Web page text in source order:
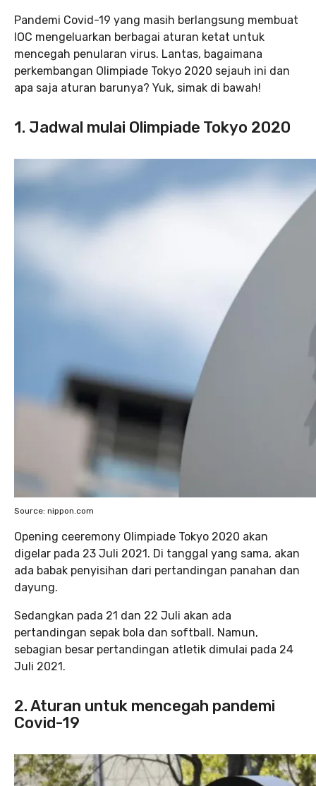
Pandemi Covid-19 yang masih berlangsung membuat
IOC mengeluarkan berbagai aturan ketat untuk
mencegah penularan virus. Lantas, bagaimana
perkembangan Olimpiade Tokyo 2020 sejauh ini dan
apa saja aturan barunya? Yuk, simak di bawah!
1. Jadwal mulai Olimpiade Tokyo 2020
Source: nippon.com
Opening ceeremony Olimpiade Tokyo 2020 akan
digelar pada 23 Juli 2021. Di tanggal yang sama, akan
ada babak penyisihan dari pertandingan panahan dan
dayung.
Sedangkan pada 21 dan 22 Juli akan ada
pertandingan sepak bola dan softball. Namun,
sebagian besar pertandingan atletik dimulai pada 24
Juli 2021.
2. Aturan untuk mencegah pandemi
Covid-19